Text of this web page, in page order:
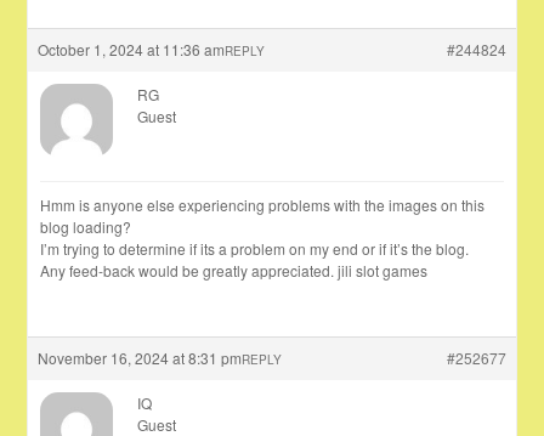
October 1, 2024 at 11:36 am #244824
REPLY
RG
Guest
Hmm is anyone else experiencing problems with the images on this
blog loading?
I’m trying to determine if its a problem on my end or if it’s the blog.
Any feed-back would be greatly appreciated. jili slot games
November 16, 2024 at 8:31 pm #252677
REPLY
IQ
Guest